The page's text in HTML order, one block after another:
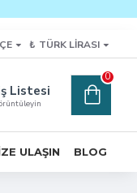
₺ TÜRK LIRASI
Listesi
0
ULAŞIN BLOG